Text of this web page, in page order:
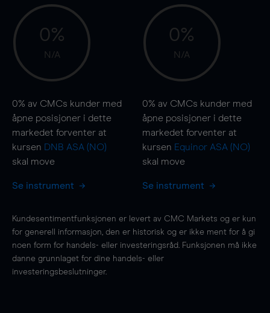
0%
N/A
0% av CMCs kunder med
åpne posisjoner i dette
markedet forventer at
kursen DNB ASA (NO)
skal move
Se instrument
0%
N/A
0% av CMCs kunder med
åpne posisjoner i dette
markedet forventer at
kursen Equinor ASA (NO)
skal move
Se instrument
Kundesentimentfunksjonen er levert av CMC Markets og er kun
for generell informasjon, den er historisk og er ikke ment for å gi
noen form for handels- eller investeringsråd. Funksjonen må ikke
danne grunnlaget for dine handels- eller
investeringsbeslutninger.